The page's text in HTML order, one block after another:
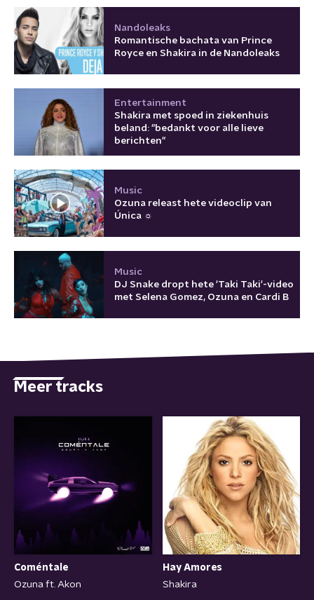
Nandoleaks
Romantische bachata van Prince
Royce en Shakira in de Nandoleaks
Entertainment
Shakira met spoed in ziekenhuis
beland: "bedankt voor alle lieve
berichten"
Music
Ozuna releast hete videoclip van
Única ☼
Music
DJ Snake dropt hete 'Taki Taki'-video
met Selena Gomez, Ozuna en Cardi B
Meer tracks
Coméntale
Ozuna ft. Akon
Hay Amores
Shakira